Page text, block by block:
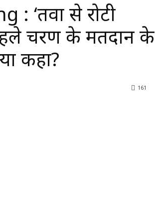
‘तवा से रोटी
चरण के मतदान के
कहा?
161